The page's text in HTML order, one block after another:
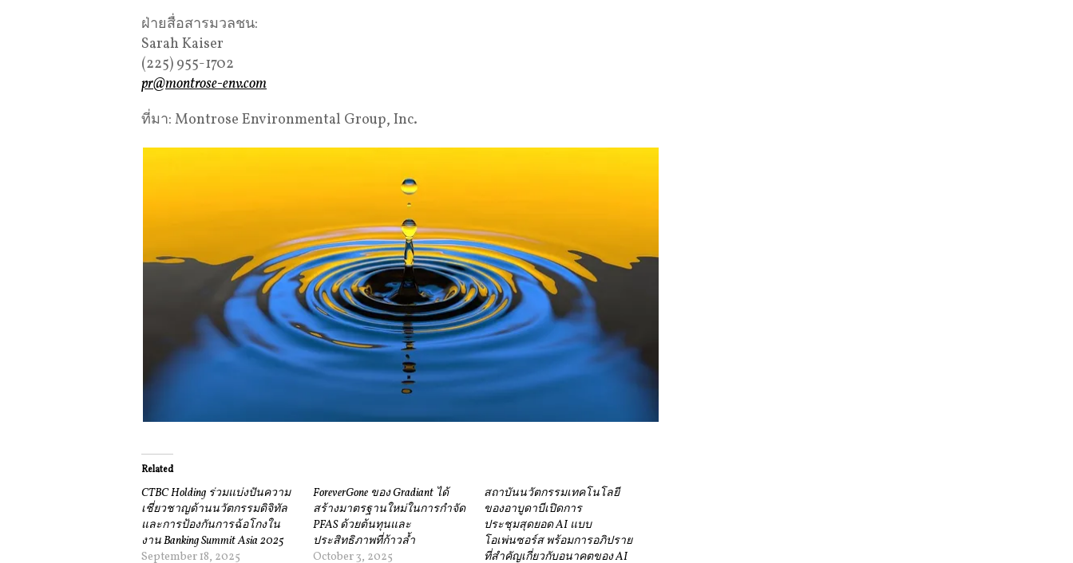
ฝ่ายสื่อสารมวลชน:
Sarah Kaiser
(225) 955-1702
pr@montrose-env.com
ที่มา: Montrose Environmental Group, Inc.
Related
CTBC Holding ร่วมแบ่งปันความ
เชี่ยวชาญด้านนวัตกรรมดิจิทัล
และการป้องกันการฉ้อโกงใน
งาน Banking Summit Asia 2025
September 18, 2025
ForeverGone ของ Gradiant ได้
สร้างมาตรฐานใหม่ในการกำจัด
PFAS ด้วยต้นทุนและ
ประสิทธิภาพที่ก้าวล้ำ
October 3, 2025
สถาบันนวัตกรรมเทคโนโลยี
ของอาบูดาบีเปิดการ
ประชุมสุดยอด AI แบบ
โอเพ่นซอร์ส พร้อมการอภิปราย
ที่สําคัญเกี่ยวกับอนาคตของ AI